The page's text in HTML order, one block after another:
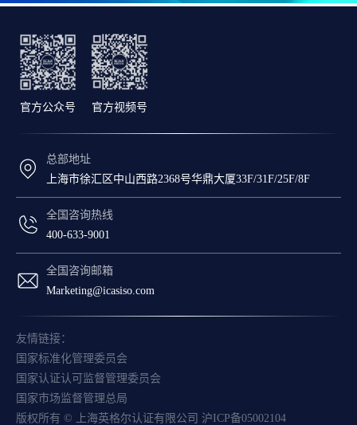
官方公众号 官方视频号
总部地址
上海市徐汇区中山西路2368号华鼎大厦33F/31F/25F/8F
全国咨询热线
400-633-9001
全国咨询邮箱
Marketing@icasiso.com
友情链接：
国家标准化管理委员会
国家认证认可监督管理委员会
国家市场监督管理总局
版权所有 © 上海英格尔认证有限公司 沪ICP备05002104